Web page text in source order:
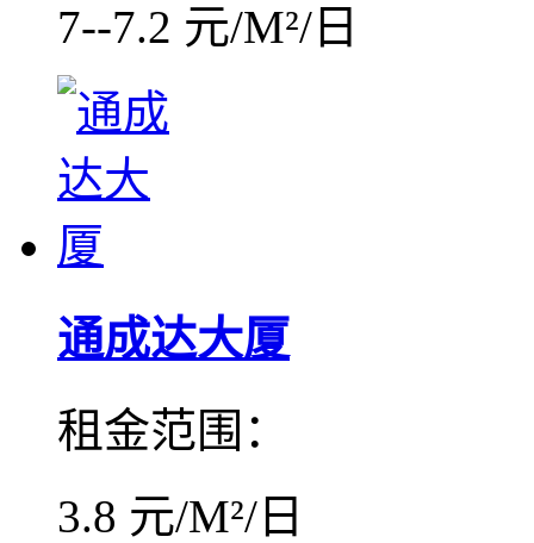
7--7.2 元/M²/日
通成达大厦
租金范围：
3.8 元/M²/日